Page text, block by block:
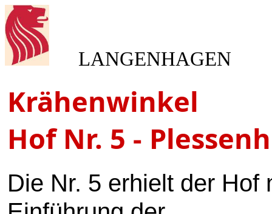
LANGENHAGEN
Krähenwinkel
Hof Nr. 5 -
Die Nr. 5 erhielt der Hof